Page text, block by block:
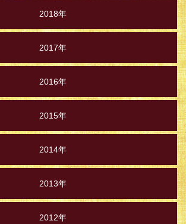
2018年
2017年
2016年
2015年
2014年
2013年
2012年